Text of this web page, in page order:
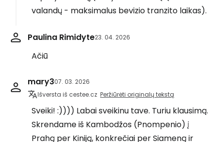
valandų - maksimalus bevizio tranzito laikas).
Paulina Rimidyte23. 04. 2026
Ačiū
mary307. 03. 2026
Išversta iš cestee.cz Peržiūrėti originalų tekstą
Sveiki! :)))) Labai sveikinu tave. Turiu klausimą.
Skrendame iš Kambodžos (Pnompenio) į
Prahą per Kiniją, konkrečiai per Siameną ir